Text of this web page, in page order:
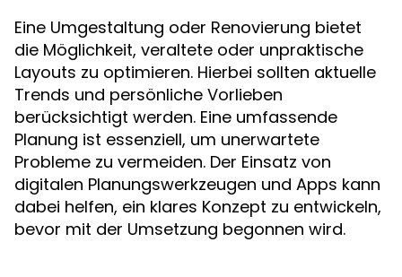
Eine Umgestaltung oder Renovierung bietet
die Möglichkeit, veraltete oder unpraktische
Layouts zu optimieren. Hierbei sollten aktuelle
Trends und persönliche Vorlieben
berücksichtigt werden. Eine umfassende
Planung ist essenziell, um unerwartete
Probleme zu vermeiden. Der Einsatz von
digitalen Planungswerkzeugen und Apps kann
dabei helfen, ein klares Konzept zu entwickeln,
bevor mit der Umsetzung begonnen wird.